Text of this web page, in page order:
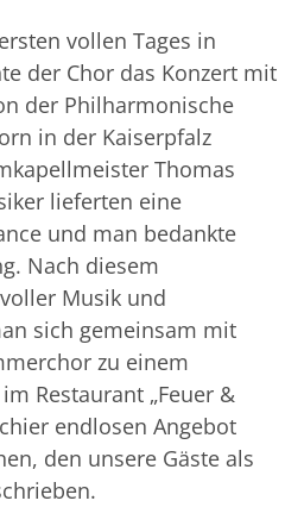
vollen Tages in
der Chor das Konzert mit
der Philharmonische
in der Kaiserpfalz
Thomas
lieferten eine
und man bedankte
Nach diesem
Musik und
sich gemeinsam mit
zu einem
Restaurant „Feuer &
endlosen Angebot
den unsere Gäste als